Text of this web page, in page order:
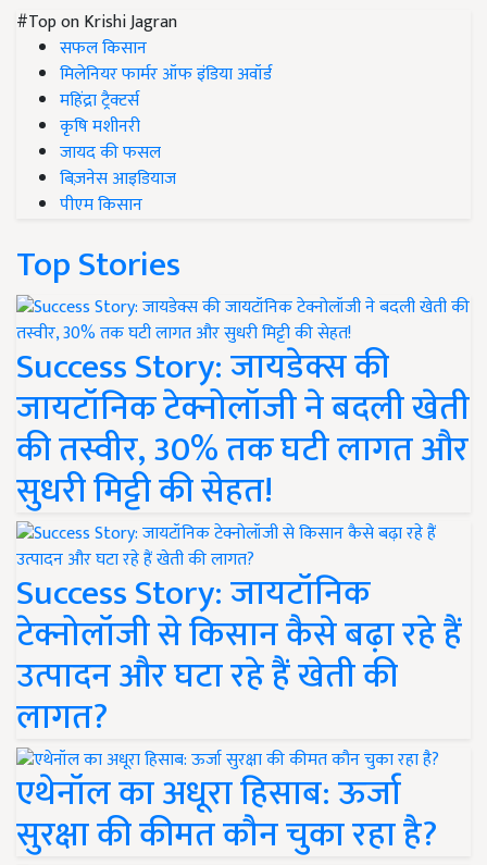
#Top on Krishi Jagran
सफल किसान
मिलेनियर फार्मर ऑफ इंडिया अवॉर्ड
महिंद्रा ट्रैक्टर्स
कृषि मशीनरी
जायद की फसल
बिज़नेस आइडियाज
पीएम किसान
Top Stories
Success Story: जायडेक्स की
जायटॉनिक टेक्नोलॉजी ने बदली खेती
की तस्वीर, 30% तक घटी लागत और
सुधरी मिट्टी की सेहत!
Success Story: जायटॉनिक
टेक्नोलॉजी से किसान कैसे बढ़ा रहे हैं
उत्पादन और घटा रहे हैं खेती की
लागत?
एथेनॉल का अधूरा हिसाब: ऊर्जा
सुरक्षा की कीमत कौन चुका रहा है?